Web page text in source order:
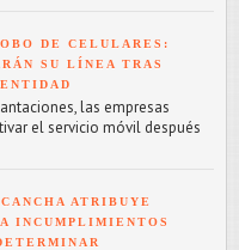
DE CELULARES:
SU LÍNEA TRAS
las empresas
el servicio móvil después
ATRIBUYE
INCUMPLIMIENTOS